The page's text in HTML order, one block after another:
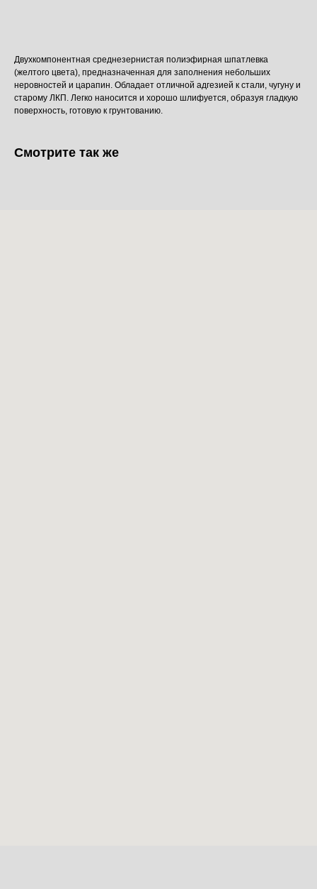
Двухкомпонентная среднезернистая полиэфирная шпатлевка
(желтого цвета), предназначенная для заполнения небольших
неровностей и царапин. Обладает отличной адгезией к стали, чугуну и
старому ЛКП. Легко наносится и хорошо шлифуется, образуя гладкую
поверхность, готовую к грунтованию.
Смотрите так же